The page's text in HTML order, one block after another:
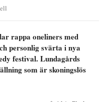
rappa oneliners med
personlig svärta i nya
festival. Lundagårds
som är skoningslös